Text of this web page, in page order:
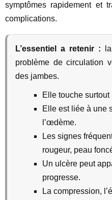
symptômes rapidement et
complications.
L’essentiel a retenir :
problème de circulation
des jambes.
Elle touche
Elle est liée à une
l’œdème.
Les signes
rougeur, peau
Un ulcère peut
progresse.
La compression,